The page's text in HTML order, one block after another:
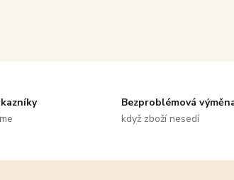
Bezproblémová
když zboží nesedí